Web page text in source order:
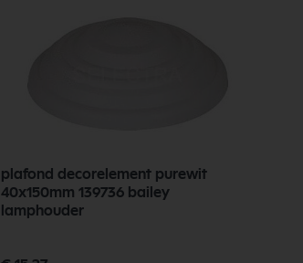
plafond decorelement purewit
40x150mm 139736 bailey
lamphouder